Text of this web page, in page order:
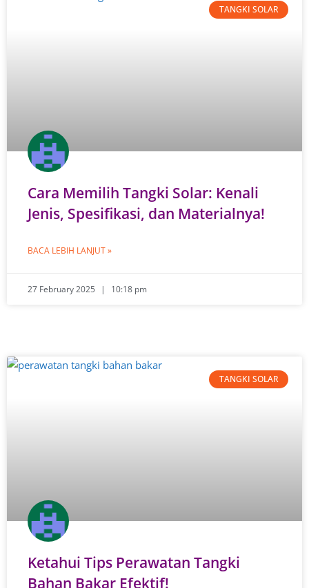
TANGKI SOLAR
Cara Memilih Tangki Solar: Kenali
Jenis, Spesifikasi, dan Materialnya!
BACA LEBIH LANJUT »
27 February 2025 10:18 pm
TANGKI SOLAR
Ketahui Tips Perawatan Tangki
Bahan Bakar Efektif!